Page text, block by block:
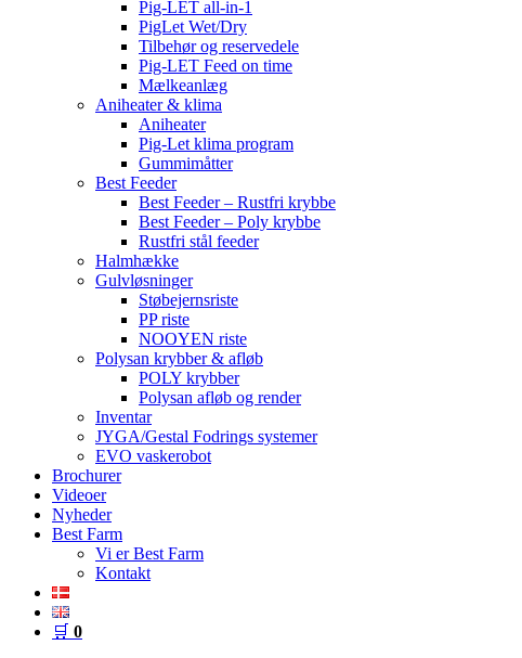
Pig-LET all-in-1
PigLet Wet/Dry
Tilbehør og reservedele
Pig-LET Feed on time
Mælkeanlæg
Aniheater & klima
Aniheater
Pig-Let klima program
Gummimåtter
Best Feeder
Best Feeder – Rustfri krybbe
Best Feeder – Poly krybbe
Rustfri stål feeder
Halmhække
Gulvløsninger
Støbejernsriste
PP riste
NOOYEN riste
Polysan krybber & afløb
POLY krybber
Polysan afløb og render
Inventar
JYGA/Gestal Fodrings systemer
EVO vaskerobot
Brochurer
Videoer
Nyheder
Best Farm
Vi er Best Farm
Kontakt
🛒 0